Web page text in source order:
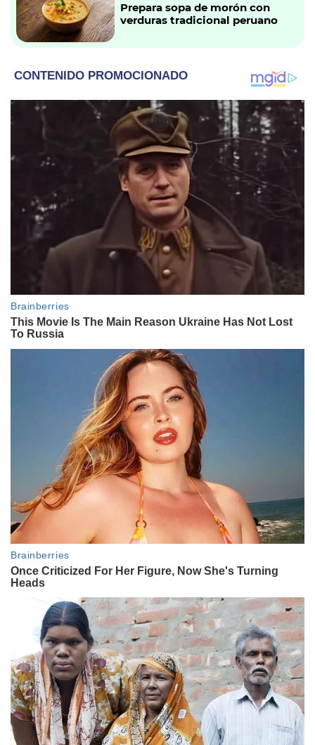
Prepara sopa de morón con
verduras tradicional peruano